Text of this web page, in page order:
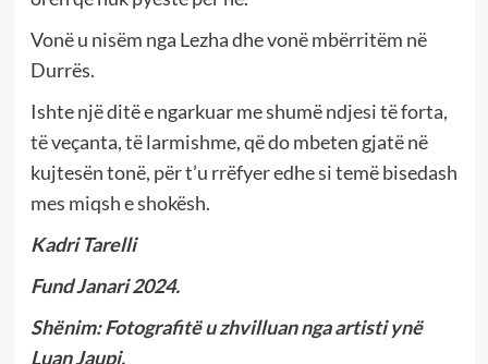
Vonë u nisëm nga Lezha dhe vonë mbërritëm në
Durrës.
Ishte një ditë e ngarkuar me shumë ndjesi të forta,
të veçanta, të larmishme, që do mbeten gjatë në
kujtesën tonë, për t’u rrëfyer edhe si temë bisedash
mes miqsh e shokësh.
Kadri Tarelli
Fund Janari 2024.
Shënim: Fotografitë u zhvilluan nga artisti ynë
Luan Jaupi.